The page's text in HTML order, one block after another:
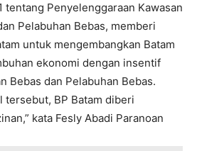
tentang Penyelenggaraan Kawasan
Pelabuhan Bebas, memberi
untuk mengembangkan Batam
ekonomi dengan insentif
Bebas dan Pelabuhan Bebas.
tersebut, BP Batam diberi
kata Fesly Abadi Paranoan